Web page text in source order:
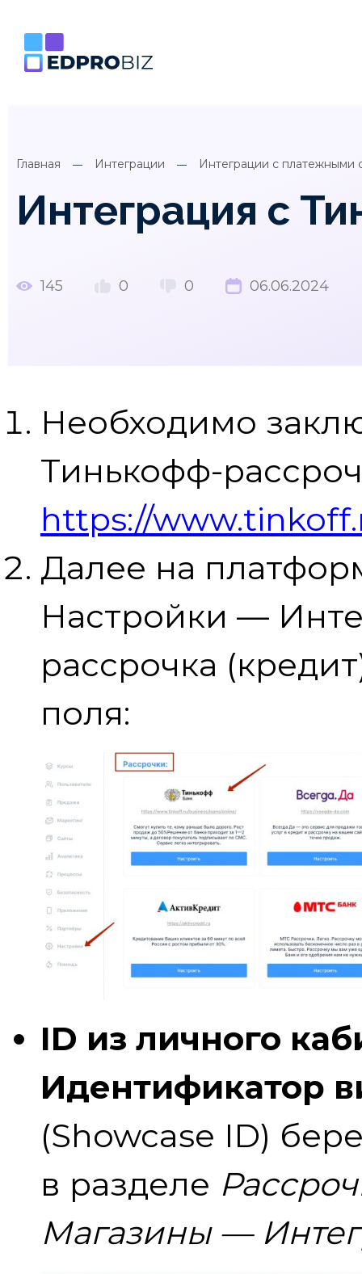
Главная Интеграции Интеграции с платежными
Интеграция с
145 0 0 06.06.2024
Необходимо
Тинькофф-
https://
Далее на
Настройки —
рассрочка
поля:
ID из личного
Идентификатор
(Showcase ID)
в разделе
Магазины —